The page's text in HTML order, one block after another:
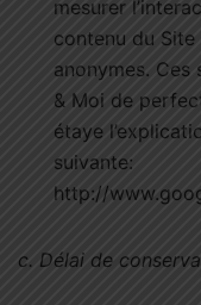
mesurer
contenu du
anonymes.
& Moi de
étaye
suivante:
http://
c. Délai de